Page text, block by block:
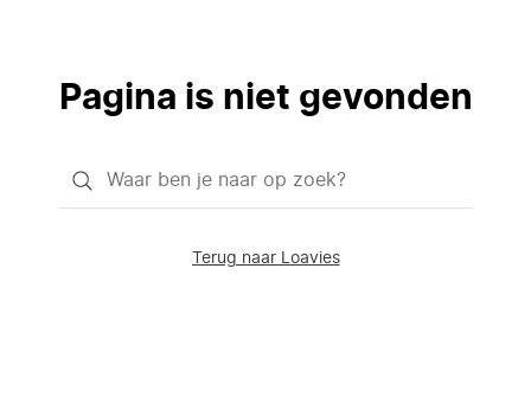
Pagina is niet gevonden
Waar
Terug naar Loavies